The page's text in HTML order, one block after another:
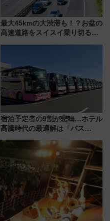
最大45kmの大渋滞も！？お盆の
高速道路をスイスイ乗り切る快
宿泊予定者の9割が悲鳴…ホテル
高騰時代の最適解は「バス
した、推し活遠征や観光時のリ
アルな懐事情